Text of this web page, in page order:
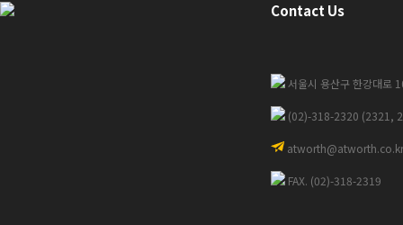
Contact Us
서울시 용산구 한강대로
(02)-318-2320 (2321,
atworth@atworth.co.kr
FAX. (02)-318-2319